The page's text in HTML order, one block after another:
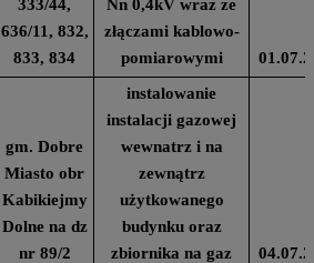
333/44,
636/11, 832,
833, 834
Nn 0,4kV wraz ze
złączami kablowo-
pomiarowymi
gm. Dobre
Miasto obr
Kabikiejmy
Dolne na dz
nr 89/2
instalowanie
instalacji gazowej
wewnatrz i na
zewnątrz
użytkowanego
budynku oraz
zbiornika na gaz